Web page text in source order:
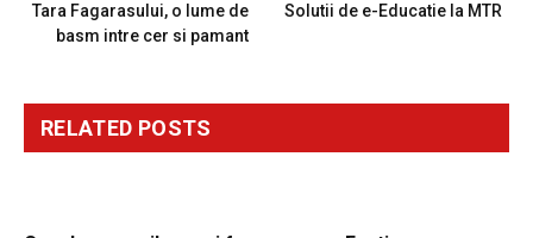
Tara Fagarasului, o lume de
basm intre cer si pamant
Solutii de e-Educatie la MTR
RELATED POSTS